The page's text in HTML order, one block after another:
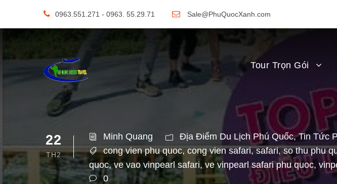
0963.551.271 - 0963. 55.29.71 Sale@PhuQuocXanh.com
Tour Trọn Gói
22
TH2
Minh Quang Địa Điểm Du Lịch Phú Quốc, Tin Tức
cong vien phu quoc, cong vien safari, safari, so thu phu
quoc, ve vao vinpearl safari, ve vinpearl safari phu quoc,
0